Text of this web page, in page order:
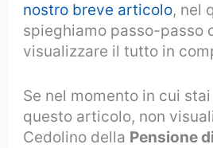
nostro breve articolo, nel
spieghiamo passo-passo
visualizzare il tutto in
Se nel momento in cui
questo articolo, non
Cedolino della Pensione